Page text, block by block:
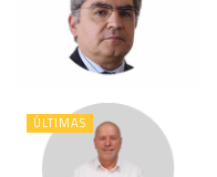
ÚLTIMAS